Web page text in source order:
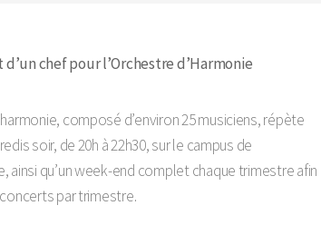
chef pour l’Orchestre d’Harmonie
composé d’environ 25 musiciens, répète
soir, de 20h à 22h30, sur le campus de
ainsi qu’un week-end complet chaque trimestre afin
par trimestre.